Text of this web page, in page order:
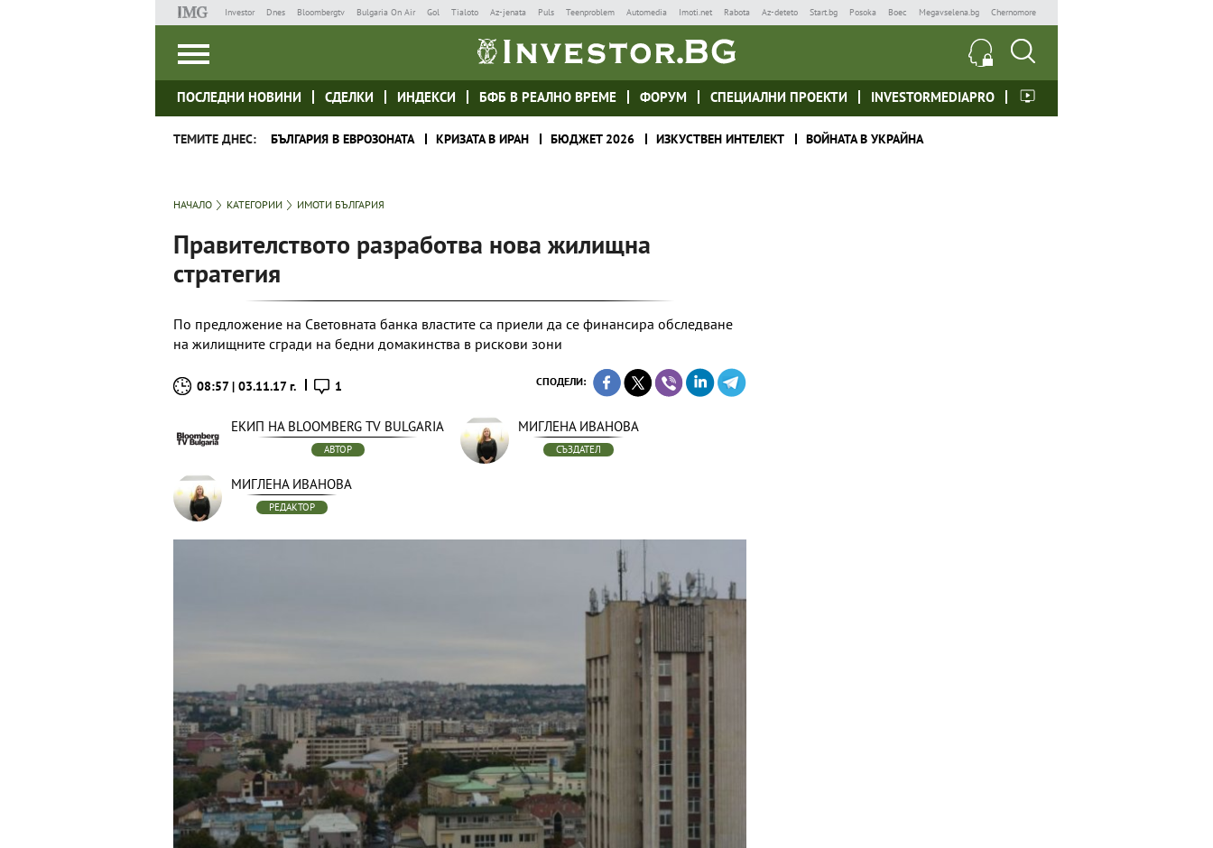
Investor Dnes Bloombergtv Bulgaria On Air Gol Tialoto Az-jenata Puls Teenproblem Automedia Imoti.net Rabota Az-deteto Start.bg Posoka Boec Megavselena.bg Chernomore
ПОСЛЕДНИ НОВИНИ СДЕЛКИ ИНДЕКСИ БФБ В РЕАЛНО ВРЕМЕ ФОРУМ СПЕЦИАЛНИ ПРОЕКТИ INVESTORMEDIAPRO
ТЕМИТЕ ДНЕС: БЪЛГАРИЯ В ЕВРОЗОНАТА КРИЗАТА В ИРАН БЮДЖЕТ 2026 ИЗКУСТВЕН ИНТЕЛЕКТ ВОЙНАТА В УКРАЙНА
НАЧАЛО КАТЕГОРИИ ИМОТИ БЪЛГАРИЯ
Правителството разработва нова жилищна
стратегия
По предложение на Световната банка властите са приели да се финансира обследване
на жилищните сгради на бедни домакинства в рискови зони
08:57 | 03.11.17 г. 1 СПОДЕЛИ:
ЕКИП НА BLOOMBERG TV BULGARIA
АВТОР
МИГЛЕНА ИВАНОВА
СЪЗДАТЕЛ
МИГЛЕНА ИВАНОВА
РЕДАКТОР